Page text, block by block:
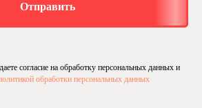
Отправить
согласие на обработку персональных данных и
обработки персональных данных